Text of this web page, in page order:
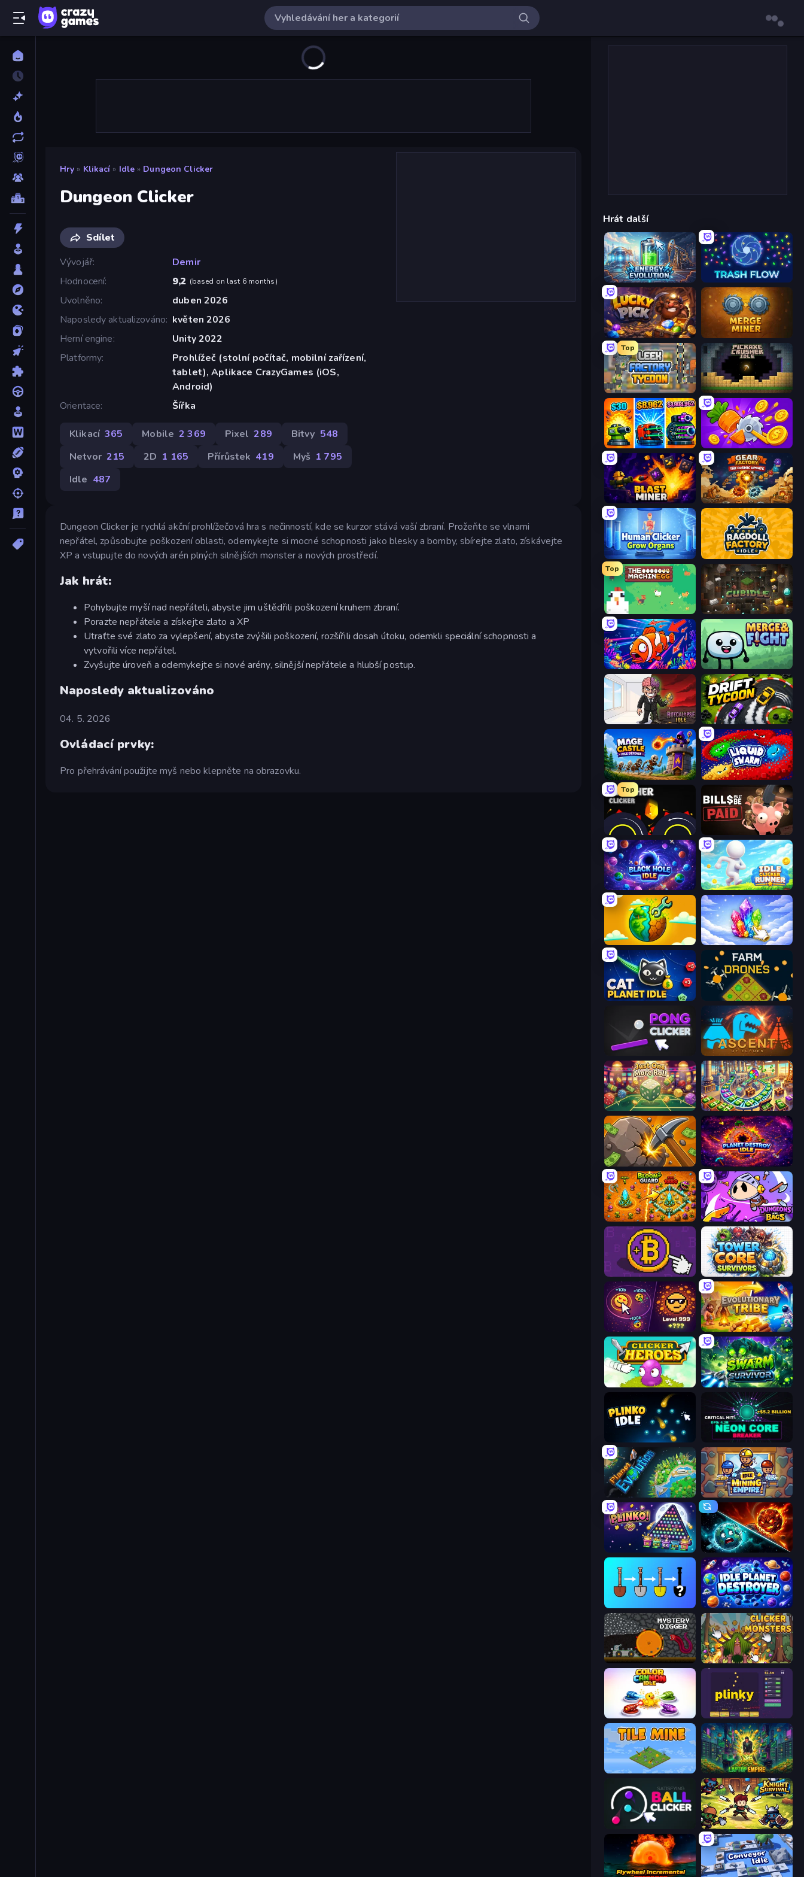
Hry » Klikací » Idle » Dungeon Clicker
Dungeon Clicker
Sdílet
Vývojář
Demir
Hodnocení
9,2 (based on last 6 months)
Uvolněno
duben 2026
Naposledy aktualizováno květen 2026
Herní engine
Unity 2022
Platformy
Prohlížeč (stolní počítač, mobilní zařízení,
tablet), Aplikace CrazyGames (iOS,
Android)
Orientace
Šířka
Klikací 365 Mobile 2 369 Pixel 289 Bitvy 548
Netvor 215 2D 1 165 Přírůstek 419 Myš 1 795
Idle 487
Dungeon Clicker je rychlá akční prohlížečová hra s nečinností, kde se kurzor stává vaší zbraní. Prožeňte se vlnami
nepřátel, způsobujte poškození oblasti, odemykejte si mocné schopnosti jako blesky a bomby, sbírejte zlato, získávejte
XP a vstupujte do nových arén plných silnějších monster a nových prostředí.
Jak hrát:
Pohybujte myší nad nepřáteli, abyste jim uštědřili poškození kruhem zbraní.
Porazte nepřátele a získejte zlato a XP
Utraťte své zlato za vylepšení, abyste zvýšili poškození, rozšířili dosah útoku, odemkli speciální schopnosti a
vytvořili více nepřátel.
Zvyšujte úroveň a odemykejte si nové arény, silnější nepřátele a hlubší postup.
Naposledy aktualizováno
04. 5. 2026
Ovládací prvky:
Pro přehrávání použijte myš nebo klepněte na obrazovku.
Hrát další
Energy Evolution Trash Flow
Lucky Pick Merge Miner
Top
Leek Factory Tycoon Pickaxe Crusher Idle
Pumpkin Defense: Merge Cannon Farm Ring Idle
Blast Miner Gear Factory
Human Clicker: Grow Organs Ragdoll Factory Idle
Top
The MachinEGG Cubidle
Fish Catch Idle Merge & Fight
Rotcalypse: Idle Incremental Drift Tycoon
Mage Castle Idle Defense Liquid Swarm
Top
Crusher Clicker Bills Must Be Paid
Black Hole Idle Idle Clicker Runner
Land Explorers: Merge & Build Crystalia Idle Clicker
Cat Planet Idle Farm Drones
Pong Clicker Ascent of Echoes
Just One More Roll Money Factory: Tycoon Idle Game
Mine Clicker Planet Destroy Idle
BloomGuard Dungeons and Bags
Money Maker Tower Core Survivors
Dominate All Shapes Evolutionary Tribe
Clicker Heroes Swarm Survivor
Plinko Idle Neon Core Breaker
Planet Evolution: Idle Clicker Idle Mining Empire
PLINKO! PlanetCrush 2
Idle Planet Destroyer
Mystery Digger Clicker Monsters
Color Cannon Idle Plinky
Tile Mine Laptop Empire
Satisfying Ball Clicker Knight Survival